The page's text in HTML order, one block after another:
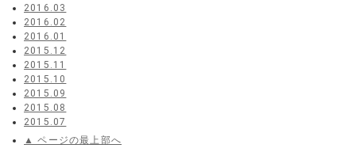
2016.03
2016.02
2016.01
2015.12
2015.11
2015.10
2015.09
2015.08
2015.07
▲ ページの最上部へ